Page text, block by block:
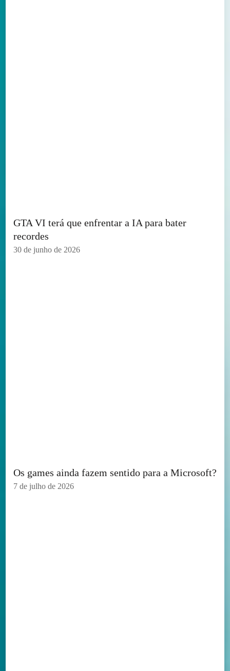
GTA VI terá que enfrentar a IA para bater
recordes
30 de junho de 2026
Os games ainda fazem sentido para a Microsoft?
7 de julho de 2026